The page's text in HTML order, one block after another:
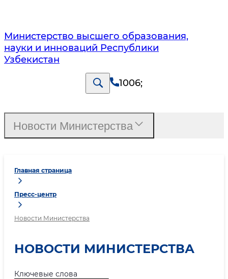
Министерство высшего образования,
науки и инноваций Республики
Узбекистан
1006;
Главная страница
Пресс-центр
Новости Министерства
НОВОСТИ МИНИСТЕРСТВА
Ключевые слова
Новости Министерства